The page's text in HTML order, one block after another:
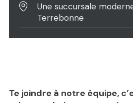
Une succursale
Terrebonne
Te joindre à notre équipe,